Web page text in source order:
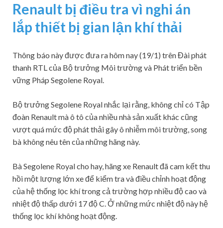
Renault bị điều tra vì nghi án
lắp thiết bị gian lận khí thải
Thông báo này được đưa ra hôm nay (19/1) trên Đài phát
thanh RTL của Bộ trưởng Môi trường và Phát triển bền
vững Pháp Segolene Royal.
Bộ trưởng Segolene Royal nhắc lại rằng, không chỉ có Tập
đoàn Renault mà ô tô của nhiều nhà sản xuất khác cũng
vượt quá mức độ phát thải gây ô nhiễm môi trường, song
bà không nêu tên của những hãng này.
Bà Segolene Royal cho hay, hãng xe Renault đã cam kết thu
hồi một lượng lớn xe để kiểm tra và điều chỉnh hoạt động
của hệ thống lọc khí trong cả trường hợp nhiều độ cao và
nhiệt độ thấp dưới 17 độ C. Ở những mức nhiệt độ này hệ
thống lọc khí không hoạt động.